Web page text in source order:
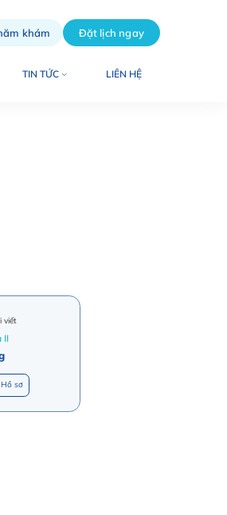
khám Đặt lịch ngay
TIN TỨC LIÊN HỆ
viết
II
sơ